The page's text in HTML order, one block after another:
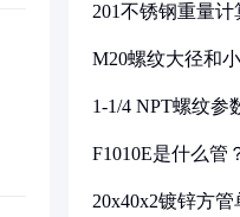
201不锈钢重量
M20螺纹大径和
1-1/4 NPT螺纹参
F1010E是什么管
20x40x2镀锌方